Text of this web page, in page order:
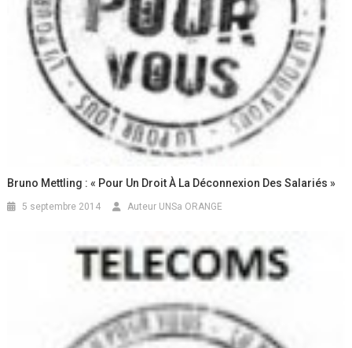
Bruno Mettling : « Pour Un Droit À La Déconnexion Des Salariés »
5 septembre 2014 Auteur UNSa ORANGE